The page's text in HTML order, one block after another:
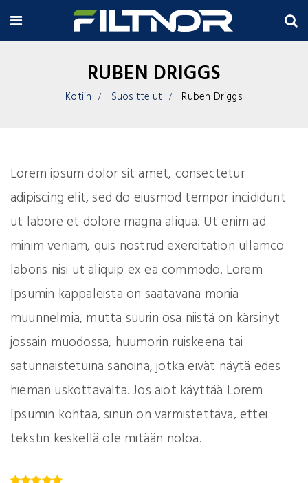
RUBEN DRIGGS
Kotiin Suosittelut Ruben Driggs
Lorem ipsum dolor sit amet, consectetur
adipiscing elit, sed do eiusmod tempor incididunt
ut labore et dolore magna aliqua. Ut enim ad
minim veniam, quis nostrud exercitation ullamco
laboris nisi ut aliquip ex ea commodo. Lorem
Ipsumin kappaleista on saatavana monia
muunnelmia, mutta suurin osa niistä on kärsinyt
jossain muodossa, huumorin ruiskeena tai
satunnaistetuina sanoina, jotka eivät näytä edes
hieman uskottavalta. Jos aiot käyttää Lorem
Ipsumin kohtaa, sinun on varmistettava, ettei
tekstin keskellä ole mitään noloa.